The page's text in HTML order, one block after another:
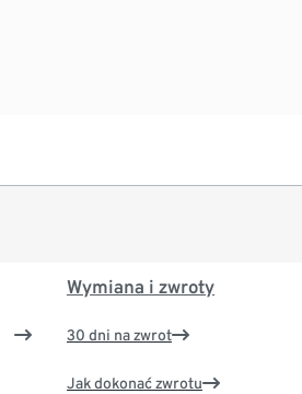
Wymiana i zwroty
30 dni na zwrot
Jak dokonać zwrotu